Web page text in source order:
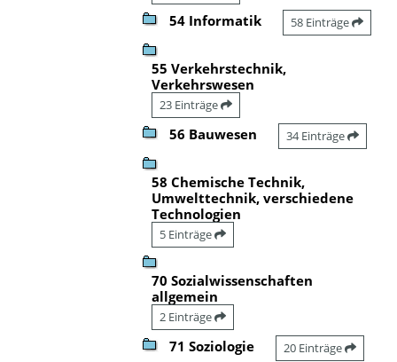
54 Informatik 58 Einträge
55 Verkehrstechnik,
Verkehrswesen
23 Einträge
56 Bauwesen 34 Einträge
58 Chemische Technik,
Umwelttechnik, verschiedene
Technologien
5 Einträge
70 Sozialwissenschaften
allgemein
2 Einträge
71 Soziologie 20 Einträge